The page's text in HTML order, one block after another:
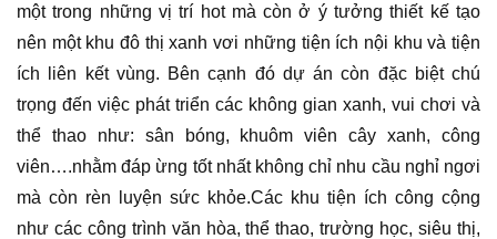
một trong những vị trí hot mà còn ở ý tưởng thiết kế tạo
nên một khu đô thị xanh vơi những tiện ích nội khu và tiện
ích liên kết vùng. Bên cạnh đó dự án còn đặc biệt chú
trọng đến việc phát triển các không gian xanh, vui chơi và
thể thao như: sân bóng, khuôm viên cây xanh, công
viên….nhằm đáp ừng tốt nhất không chỉ nhu cầu nghỉ ngơi
mà còn rèn luyện sức khỏe.Các khu tiện ích công cộng
như các công trình văn hòa, thể thao, trường học, siêu thị,